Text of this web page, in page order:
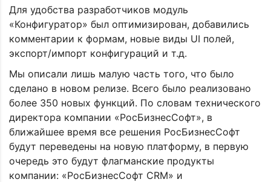
Для удобства разработчиков модуль
«Конфигуратор» был оптимизирован, добавились
комментарии к формам, новые виды UI полей,
экспорт/импорт конфигураций и т.д.
Мы описали лишь малую часть того, что было
сделано в новом релизе. Всего было реализовано
более 350 новых функций. По словам технического
директора компании «РосБизнесСофт», в
ближайшее время все решения РосБизнесСофт
будут переведены на новую платформу, в первую
очередь это будут флагманские продукты
компании: «РосБизнесСофт CRM» и